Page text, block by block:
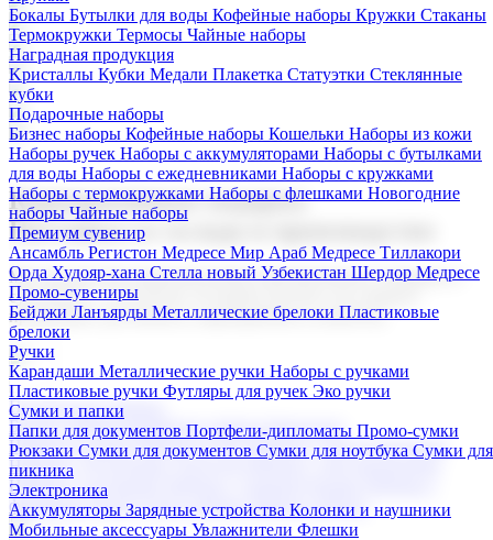
Бокалы Бутылки для воды Кофейные наборы Кружки Стаканы
Термокружки Термосы Чайные наборы
Наградная продукция
Kристаллы Кубки Медали Плакетка Статуэтки Стеклянные
кубки
Подарочные наборы
Бизнес наборы Кофейные наборы Кошельки Наборы из кожи
Наборы ручек Наборы с аккумуляторами Наборы с бутылками
для воды Наборы с ежедневниками Наборы с кружками
Наборы с термокружками Наборы с флешками Новогодние
наборы Чайные наборы
Премиум сувенир
Ансамбль Регистон Медресе Мир Араб Медресе Тиллакори
Орда Худояр-хана Стелла новый Узбекистан Шердор Медресе
Промо-сувениры
Бейджи Ланъярды Металлические брелоки Пластиковые
брелоки
Ручки
Карандаши Металлические ручки Наборы с ручками
Пластиковые ручки Футляры для ручек Эко ручки
Сумки и папки
Папки для документов Портфели-дипломаты Промо-сумки
Рюкзаки Сумки для документов Сумки для ноутбука Сумки для
пикника
Электроника
Аккумуляторы Зарядные устройства Колонки и наушники
Мобильные аксессуары Увлажнители Флешки
Корпоративные подарки
Поставка со склада и производство
Мы предлагаем широкий выбор корпоративных подарков и
сувениров с логотипом. В нашем каталоге вы найдете
продукцию для бизнеса, мероприятия и клиентов.
Подарочные наборы
Бизнес наборыКофейные наборы Кошельки
Наборы из кожиНаборы ручекНаборы с аккумуляторами
Наборы с бутылками для воды
Наборы с ежедневниками
Наборы с кружками
флешкамиНовогодние наборыЧайные наборы